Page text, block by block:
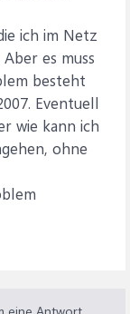
ich im Netz
es muss
besteht
Eventuell
wie kann ich
ohne